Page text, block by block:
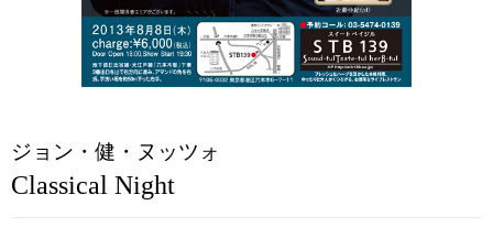
ジョン・健・ヌッツォ
Classical Night